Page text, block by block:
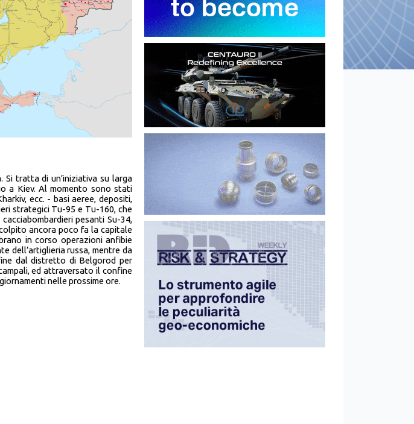
Si tratta di un’iniziativa su larga
a Kiev. Al momento sono stati
ecc. - basi aeree, depositi,
strategici Tu-95 e Tu-160, che
pesanti Su-34,
ancora poco fa la capitale
in corso operazioni anfibie
dell’artiglieria russa, mentre da
dal distretto di Belgorod per
ed attraversato il confine
nelle prossime ore.